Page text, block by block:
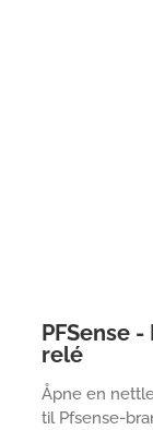
PFSense -
relé
Åpne en
til Pfsense-